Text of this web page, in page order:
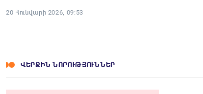
20 Հունվարի 2026, 09:53
ՎԵՐՋԻՆ ՆՈՐՈՒԹՅՈՒՆՆԵՐ